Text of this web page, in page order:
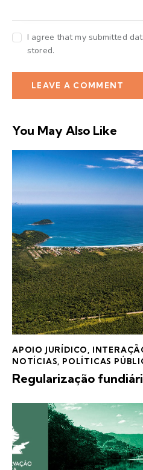
I agree that my submitted
stored.
You May Also Like
APOIO JURÍDICO
NOTÍCIAS
POLÍTICAS
Regularização